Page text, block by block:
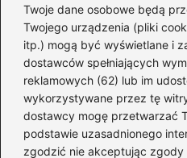
Twoje dane osobowe będą
Twojego urządzenia (pliki
itp.) mogą być wyświetlane i
dostawców spełniających
reklamowych (62) lub im
wykorzystywane przez tę
dostawcy mogę przetwarzać
podstawie uzasadnionego
zgodzić nie akceptując
Odkryj
„Jaś i
świat: